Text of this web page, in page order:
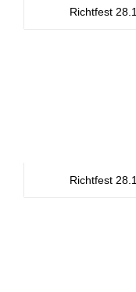
Richtfest
Richtfest